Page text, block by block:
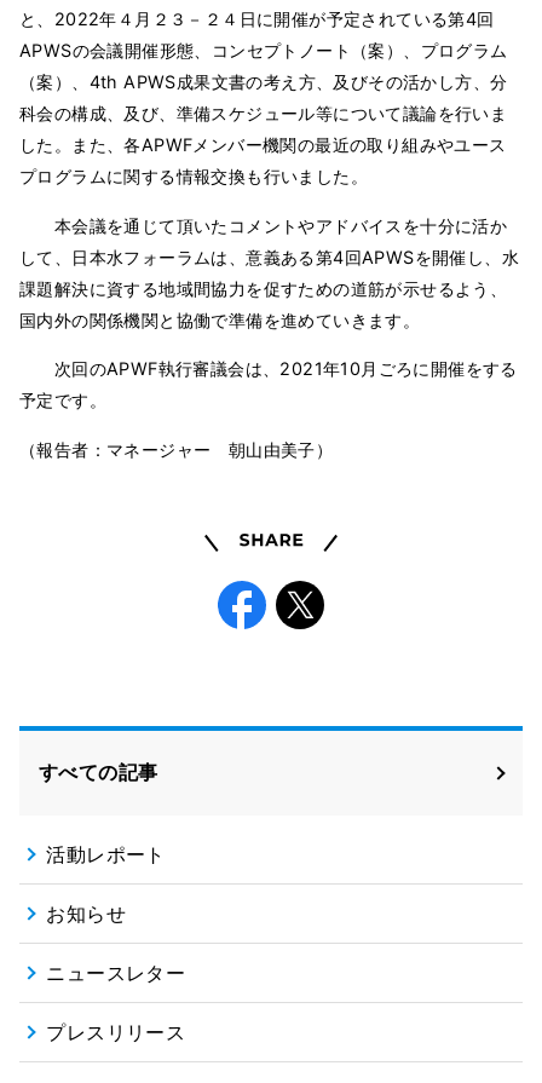
と、2022年４月２３－２４日に開催が予定されている第4回
APWSの会議開催形態、コンセプトノート（案）、プログラム
（案）、4th APWS成果文書の考え方、及びその活かし方、分
科会の構成、及び、準備スケジュール等について議論を行いま
した。また、各APWFメンバー機関の最近の取り組みやユース
プログラムに関する情報交換も行いました。
本会議を通じて頂いたコメントやアドバイスを十分に活か
して、日本水フォーラムは、意義ある第4回APWSを開催し、水
課題解決に資する地域間協力を促すための道筋が示せるよう、
国内外の関係機関と協働で準備を進めていきます。
次回のAPWF執行審議会は、2021年10月ごろに開催をする
予定です。
（報告者：マネージャー 朝山由美子）
Share
すべての記事
活動レポート
お知らせ
ニュースレター
プレスリリース